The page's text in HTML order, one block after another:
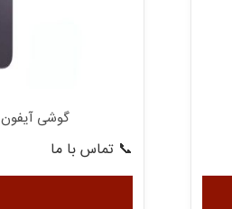
گوشی آیفون 14 اپل حافظه 256 گیگابایت
📞 تماس با ما